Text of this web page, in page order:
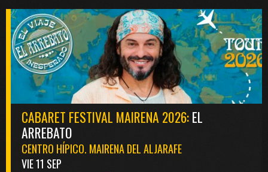
CABARET FESTIVAL MAIRENA 2026:EL
ARREBATO
CENTRO HÍPICO. MAIRENA DEL ALJARAFE
VIE 11 SEP